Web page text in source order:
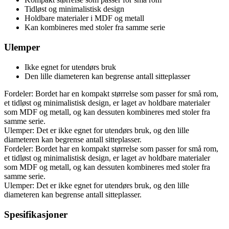
Tidløst og minimalistisk design
Holdbare materialer i MDF og metall
Kan kombineres med stoler fra samme serie
Ulemper
Ikke egnet for utendørs bruk
Den lille diameteren kan begrense antall sitteplasser
Fordeler: Bordet har en kompakt størrelse som passer for små rom,
et tidløst og minimalistisk design, er laget av holdbare materialer
som MDF og metall, og kan dessuten kombineres med stoler fra
samme serie.
Ulemper: Det er ikke egnet for utendørs bruk, og den lille
diameteren kan begrense antall sitteplasser.
Fordeler: Bordet har en kompakt størrelse som passer for små rom,
et tidløst og minimalistisk design, er laget av holdbare materialer
som MDF og metall, og kan dessuten kombineres med stoler fra
samme serie.
Ulemper: Det er ikke egnet for utendørs bruk, og den lille
diameteren kan begrense antall sitteplasser.
Spesifikasjoner